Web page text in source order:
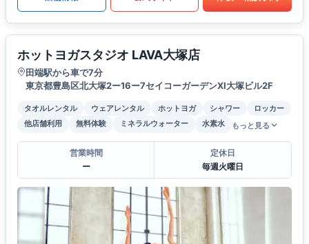
ホットヨガスタジオ LAVA大塚店
田端駅から車で7分
東京都豊島区北大塚2ー16ー7セイコーガーデンXI大塚ビル2F
タオルレンタル ウェアレンタル ホットヨガ シャワー
ロッカー
他店舗利用
無料体験 ミネラルウォーター 水素水 もっと見る
営業時間
ー
定休日
毎週火曜日